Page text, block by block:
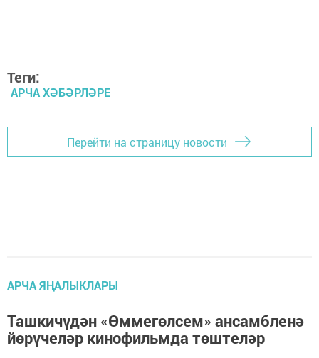
Теги:
АРЧА ХӘБӘРЛӘРЕ
Перейти на страницу новости
АРЧА ЯҢАЛЫКЛАРЫ
Ташкичүдән «Өммегөлсем» ансамбленә
йөрүчеләр кинофильмда төштеләр